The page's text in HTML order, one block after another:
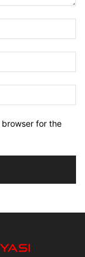
browser for the